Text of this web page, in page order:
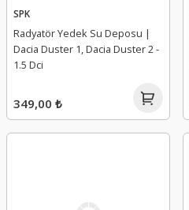
SPK
Radyatör Yedek Su Deposu |
Dacia Duster 1, Dacia Duster 2 -
1.5 Dci
349,00 ₺